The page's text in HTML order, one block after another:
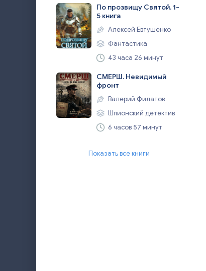
По прозвищу Святой. 1-
5 книга
Алексей Евтушенко
Фантастика
43 часа 26 минут
СМЕРШ. Невидимый
фронт
Валерий Филатов
Шпионский детектив
6 часов 57 минут
Показать все книги